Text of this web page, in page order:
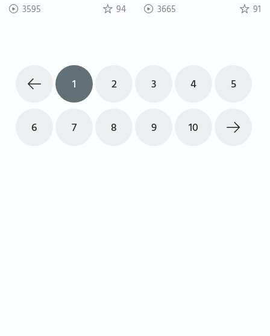
3595 94 3665 91
1 2 3 4 5
6 7 8 9 10